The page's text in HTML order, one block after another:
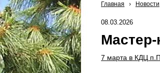
Главная › Новости
08.03.2026
Мастер-
7 марта в КДЦ